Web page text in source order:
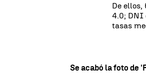
De
4.0; DNI
tasas
Se acabó la foto de